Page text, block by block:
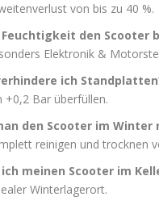
von bis zu 40 %.
Feuchtigkeit den Scooter
Elektronik &
ich
+0,2 Bar überfüllen.
den Scooter im Winter
reinigen und trocknen
ich meinen Scooter im
Winterlagerort.